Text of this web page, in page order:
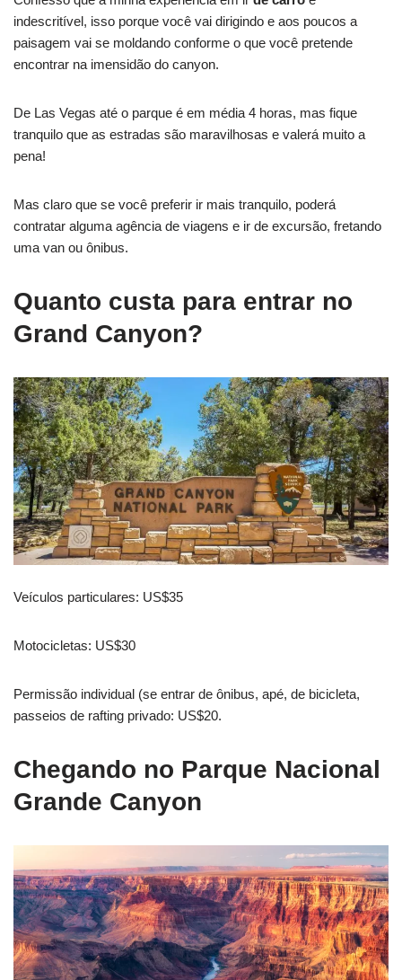
indescritível, isso porque você vai dirigindo e aos poucos a
paisagem vai se moldando conforme o que você pretende
encontrar na imensidão do canyon.
De Las Vegas até o parque é em média 4 horas, mas fique
tranquilo que as estradas são maravilhosas e valerá muito a
pena!
Mas claro que se você preferir ir mais tranquilo, poderá
contratar alguma agência de viagens e ir de excursão, fretando
uma van ou ônibus.
Quanto custa para entrar no
Grand Canyon?
Veículos particulares: US$35
Motocicletas: US$30
Permissão individual (se entrar de ônibus, apé, de bicicleta,
passeios de rafting privado: US$20.
Chegando no Parque Nacional
Grande Canyon